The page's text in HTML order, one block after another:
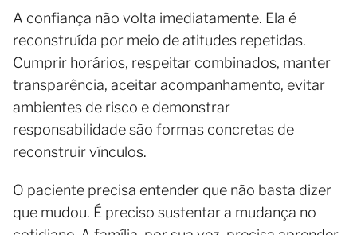
A confiança não volta imediatamente. Ela é
reconstruída por meio de atitudes repetidas.
Cumprir horários, respeitar combinados, manter
transparência, aceitar acompanhamento, evitar
ambientes de risco e demonstrar
responsabilidade são formas concretas de
reconstruir vínculos.
O paciente precisa entender que não basta dizer
que mudou. É preciso sustentar a mudança no